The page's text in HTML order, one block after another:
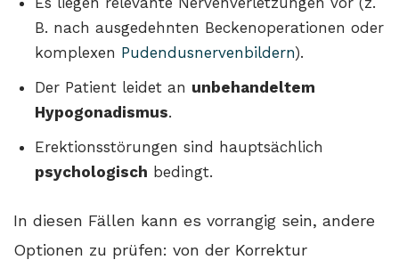
B. nach ausgedehnten Beckenoperationen oder
komplexen Pudendusnervenbildern).
Der Patient leidet an unbehandeltem
Hypogonadismus.
Erektionsstörungen sind hauptsächlich
psychologisch bedingt.
In diesen Fällen kann es vorrangig sein, andere
Optionen zu prüfen: von der Korrektur